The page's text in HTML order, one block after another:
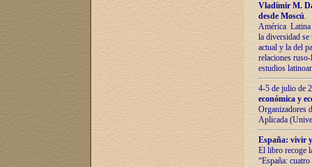
Vladímir М.
desde Moscú.
América Latina
la diversidad
actual у lа del
relaciones
estudios
4-5 de julio de
económica y
Organizadores
Aplicada
España: vivir
El libro recoge
“España: